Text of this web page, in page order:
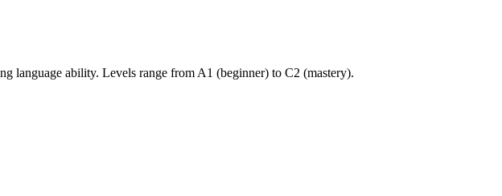
language ability. Levels range from A1 (beginner) to C2 (mastery).